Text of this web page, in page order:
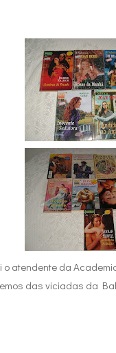
atendente da
das viciadas da